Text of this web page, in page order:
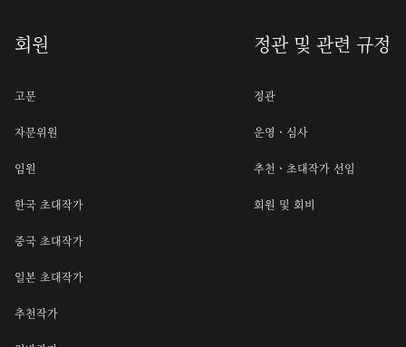
회원
고문
자문위원
임원
한국 초대작가
중국 초대작가
일본 초대작가
추천작가
정관 및 관련 규정
정관
운영ㆍ심사
추천ㆍ초대작가 선임
회원 및 회비